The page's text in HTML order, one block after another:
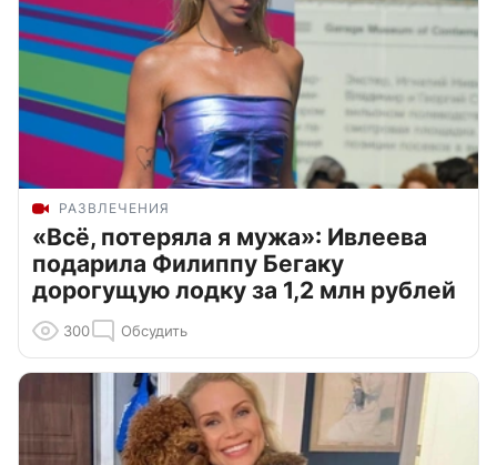
РАЗВЛЕЧЕНИЯ
«Всё, потеряла я мужа»: Ивлеева
подарила Филиппу Бегаку
дорогущую лодку за 1,2 млн рублей
300 Обсудить